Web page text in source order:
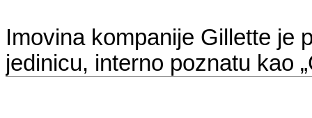
Imovina kompanije Gillette je
jedinicu, interno poznatu kao